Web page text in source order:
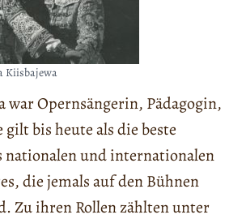
Kiisbajewa
war Opernsängerin, Pädagogin,
bis heute als die beste
nationalen und internationalen
die jemals auf den Bühnen
Zu ihren Rollen zählten unter